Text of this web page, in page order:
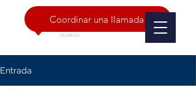
Coordinar una llamada
Entrada